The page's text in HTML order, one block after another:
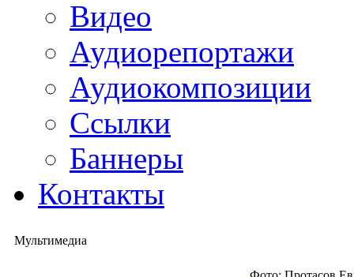
Видео
Аудиорепортажи
Аудиокомпозиции
Ссылки
Баннеры
Контакты
Мультимедиа